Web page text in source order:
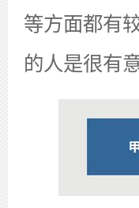
等方面都有
的人是很有